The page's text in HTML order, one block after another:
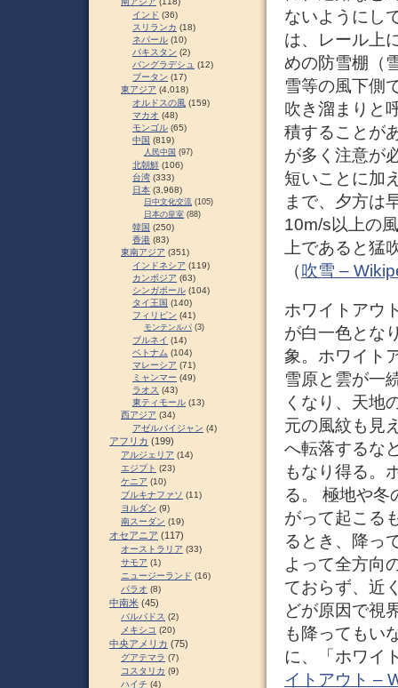
ないようにし
は、レール上
めの防雪棚（
雪等の風下側
吹き溜まりと
積することが
が多く注意が
短いことに加
まで、夕方は
10m/s以上の
上であると
（吹雪 –
ホワイトアウ
が白一色とな
象。ホワイト
雪原と雲が一
くなり、天地
元の風紋も見
へ転落するな
もなり得る。
る。 極地や冬
がって起こる
るとき、降っ
よって全方向
ておらず、近
どが原因で視
も降ってもい
に、「ホワイ
イトアウト –
インド (36)
スリランカ (18)
ネパール (10)
パキスタン (2)
バングラデシュ (12)
ブータン (17)
東アジア (4,018)
オルドスの風 (159)
マカオ (48)
モンゴル (65)
中国 (819)
人民中国 (97)
北朝鮮 (106)
台湾 (333)
日本 (3,968)
日中文化交流 (105)
日本の皇室 (88)
韓国 (250)
香港 (83)
東南アジア (351)
インドネシア (119)
カンボジア (63)
シンガポール (104)
タイ王国 (140)
フィリピン (41)
モンテンルパ (3)
ブルネイ (14)
ベトナム (104)
マレーシア (71)
ミャンマー (49)
ラオス (43)
東ティモール (13)
西アジア (34)
アゼルバイジャン (4)
アフリカ (199)
アルジェリア (14)
エジプト (23)
ケニア (10)
ブルキナファソ (11)
ヨルダン (9)
南スーダン (19)
オセアニア (117)
オーストラリア (33)
サモア (1)
ニュージーランド (16)
パラオ (8)
中南米 (45)
バルバドス (2)
メキシコ (20)
中央アメリカ (75)
グアテマラ (7)
コスタリカ (9)
ハイチ (4)